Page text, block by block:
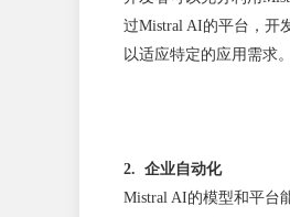
过Mistral AI的平台，开
以适应特定的应用需求
2. 企业自动化
Mistral AI的模型和平台